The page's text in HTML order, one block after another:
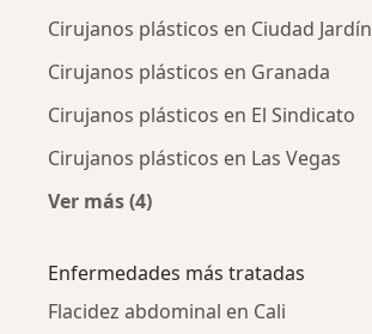
Cirujanos plásticos en Ciudad Jardín
Cirujanos plásticos en Granada
Cirujanos plásticos en El Sindicato
Cirujanos plásticos en Las Vegas
Ver más (4)
Enfermedades más tratadas
Flacidez abdominal en Cali